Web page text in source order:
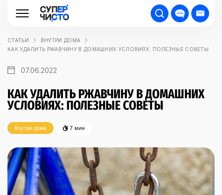
СТАТЬИ
ВНУТРИ ДОМА
КАК УДАЛИТЬ РЖАВЧИНУ В ДОМАШНИХ УСЛОВИЯХ: ПОЛЕЗНЫЕ СОВЕТЫ
07.06.2022
КАК УДАЛИТЬ РЖАВЧИНУ В ДОМАШНИХ
УСЛОВИЯХ: ПОЛЕЗНЫЕ СОВЕТЫ
Внутри дома 7 мин